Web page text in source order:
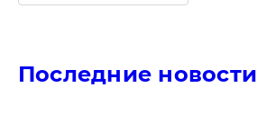
Последние новости